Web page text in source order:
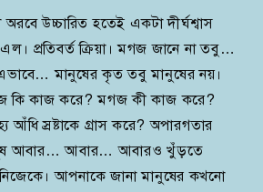
উচ্চারিত হতেই একটা দীর্ঘশ্বাস
প্রতিবর্ত ক্রিয়া। মগজ জানে না তবু…
মানুষের কৃত তবু মানুষের নয়।
কি কাজ করে? মগজ কী কাজ করে?
আঁধি স্রষ্টাকে গ্রাস করে? অপারগতার
আবার… আবার… আবারও খুঁড়তে
আপনাকে জানা মানুষের কখনো